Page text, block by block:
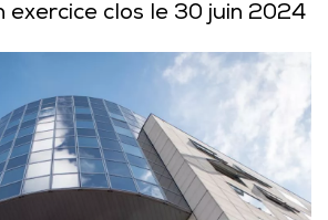
exercice clos le 30 juin 2024